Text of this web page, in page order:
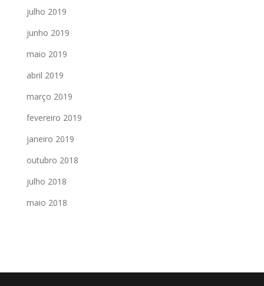
julho 2019
junho 2019
maio 2019
abril 2019
março 2019
fevereiro 2019
janeiro 2019
outubro 2018
julho 2018
maio 2018